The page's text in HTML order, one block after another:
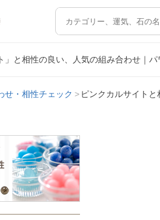
」と相性の良い、人気の組み合わせ｜
せ・相性チェック ピンクカルサイト